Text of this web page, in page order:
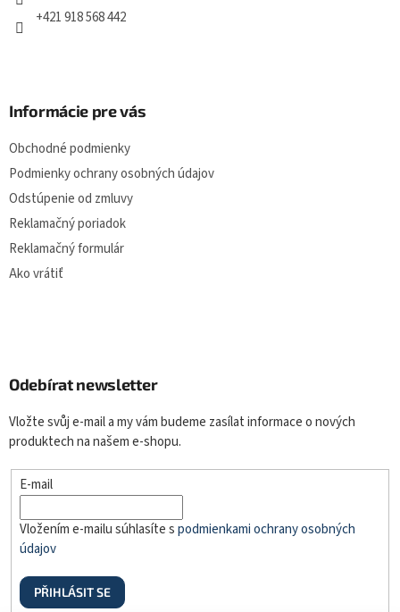
+421 918 568 442
Informácie pre vás
Obchodné podmienky
Podmienky ochrany osobných údajov
Odstúpenie od zmluvy
Reklamačný poriadok
Reklamačný formulár
Ako vrátiť
Odebírat newsletter
Vložte svůj e-mail a my vám budeme zasílat informace o nových
produktech na našem e-shopu.
E-mail
Vložením e-mailu súhlasíte spodmienkami ochrany osobných
údajov
PŘIHLÁSIT SE